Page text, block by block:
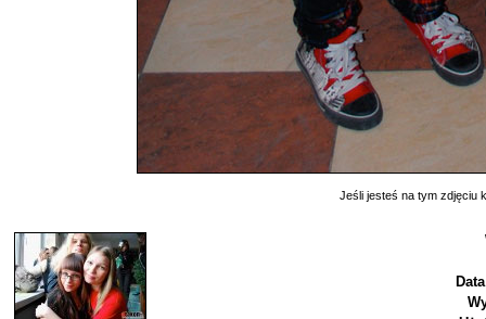
Jeśli jesteś na tym zdjęciu